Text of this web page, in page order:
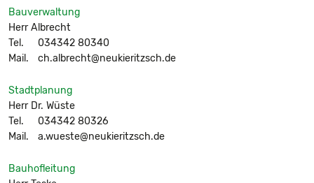
Bauverwaltung
Herr Albrecht
Tel.
034342 80340
Mail.
ch.albrecht@neukieritzsch.de
Stadtplanung
Herr Dr. Wüste
Tel.
034342 80326
Mail.
a.wueste@neukieritzsch.de
Bauhofleitung